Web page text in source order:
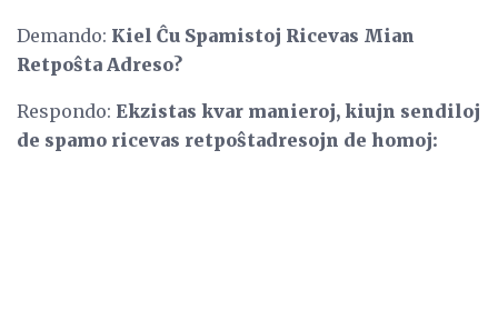
Demando: Kiel Ĉu Spamistoj Ricevas Mian
Retpoŝta Adreso?
Respondo: Ekzistas kvar manieroj, kiujn sendiloj
de spamo ricevas retpoŝtadresojn de homoj: